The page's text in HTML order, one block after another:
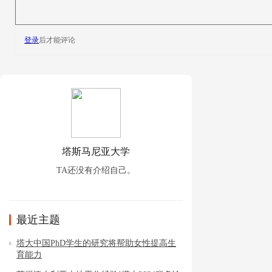
登录后才能评论
塔斯马尼亚大学
TA还没有介绍自己。
最近主题
塔大中国PhD学生的研究将帮助女性提高生
育能力